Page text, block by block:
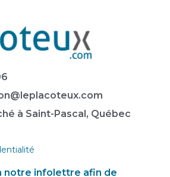
à Saint-Pascal, Québec
notre infolettre afin de